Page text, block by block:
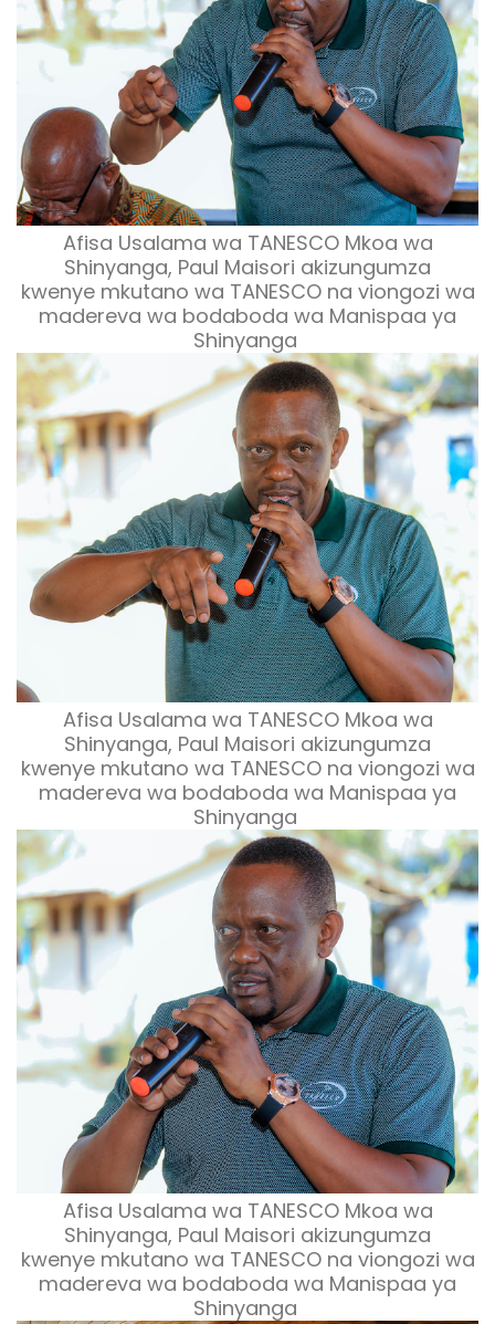
Afisa Usalama wa TANESCO Mkoa wa
Shinyanga, Paul Maisori akizungumza
kwenye mkutano wa TANESCO na viongozi wa
madereva wa bodaboda wa Manispaa ya
Shinyanga
Afisa Usalama wa TANESCO Mkoa wa
Shinyanga, Paul Maisori akizungumza
kwenye mkutano wa TANESCO na viongozi wa
madereva wa bodaboda wa Manispaa ya
Shinyanga
Afisa Usalama wa TANESCO Mkoa wa
Shinyanga, Paul Maisori akizungumza
kwenye mkutano wa TANESCO na viongozi wa
madereva wa bodaboda wa Manispaa ya
Shinyanga